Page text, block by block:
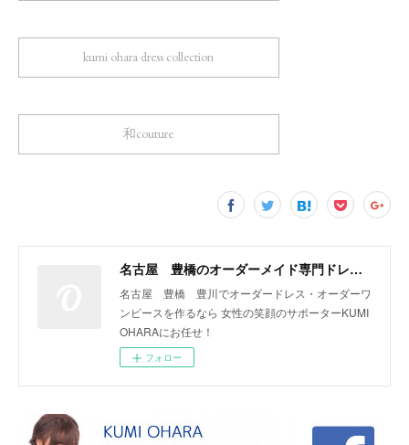
kumi ohara dress collection
和couture
名古屋 豊橋のオーダーメイド専門ドレスデザイナー KUMI OHARA
名古屋 豊橋 豊川でオーダードレス・オーダーワ
ンピースを作るなら 女性の笑顔のサポーターKUMI
OHARAにお任せ！
フォロー